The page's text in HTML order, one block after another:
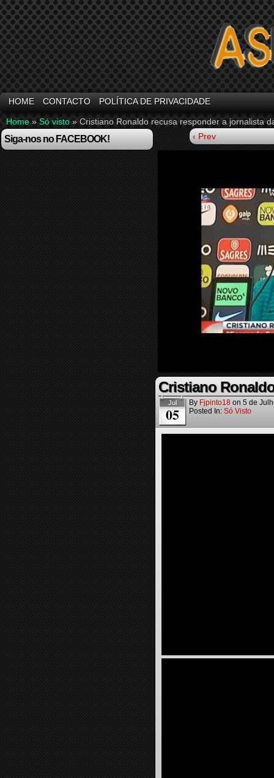
HOME CONTACTO POLÍTICA DE PRIVACIDADE
Home » Só visto » Cristiano Ronaldo recusa responder a jornalista
Siga-nos no FACEBOOK! ‹ Prev
Cristiano
Jul
05
By Fjpinto18 on 5 de
Posted In: Só Visto